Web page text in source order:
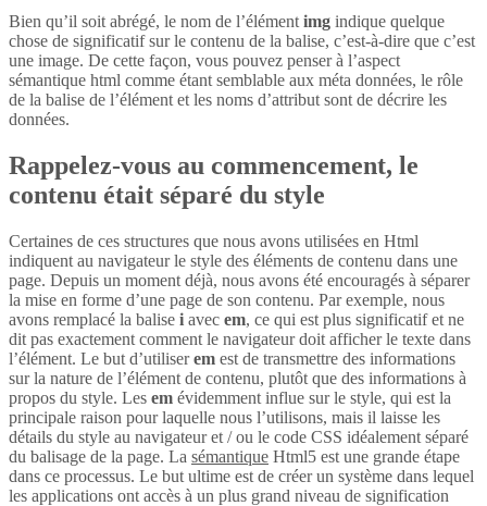
Bien qu’il soit abrégé, le nom de l’élément img indique quelque
chose de significatif sur le contenu de la balise, c’est-à-dire que c’est
une image. De cette façon, vous pouvez penser à l’aspect
sémantique html comme étant semblable aux méta données, le rôle
de la balise de l’élément et les noms d’attribut sont de décrire les
données.
Rappelez-vous au commencement, le
contenu était séparé du style
Certaines de ces structures que nous avons utilisées en Html
indiquent au navigateur le style des éléments de contenu dans une
page. Depuis un moment déjà, nous avons été encouragés à séparer
la mise en forme d’une page de son contenu. Par exemple, nous
avons remplacé la balise i avec em, ce qui est plus significatif et ne
dit pas exactement comment le navigateur doit afficher le texte dans
l’élément. Le but d’utiliserem est de transmettre des informations
sur la nature de l’élément de contenu, plutôt que des informations à
propos du style. Les em évidemment influe sur le style, qui est la
principale raison pour laquelle nous l’utilisons, mais il laisse les
détails du style au navigateur et / ou le code CSS idéalement séparé
du balisage de la page. La sémantique Html5 est une grande étape
dans ce processus. Le but ultime est de créer un système dans lequel
les applications ont accès à un plus grand niveau de signification